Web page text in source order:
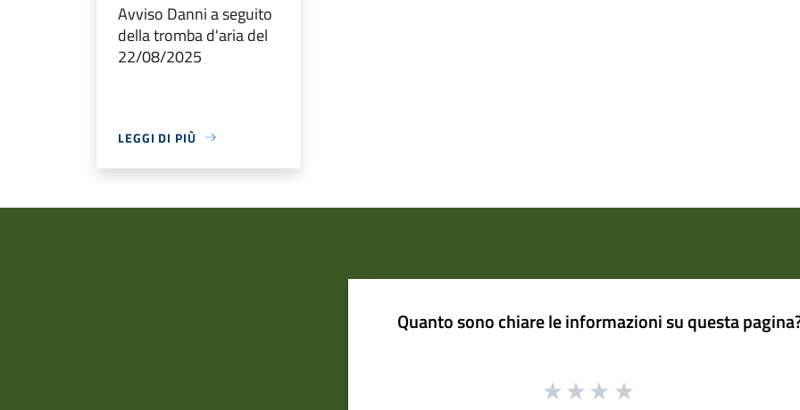
Avviso Danni a seguito
della tromba d'aria del
22/08/2025
LEGGI DI PIÙ
Quanto sono chiare le informazioni su questa